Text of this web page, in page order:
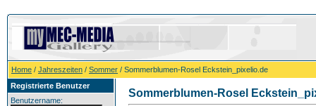
Home / Jahreszeiten / Sommer / Sommerblumen-Rosel Eckstein_pixelio.de
Registrierte Benutzer
Benutzername:
Sommerblumen-Rosel